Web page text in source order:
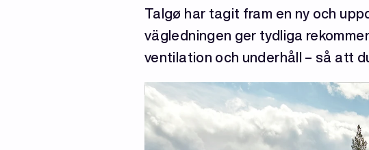
Talgø har tagit fram en ny och
vägledningen ger tydliga
ventilation och underhåll – så att